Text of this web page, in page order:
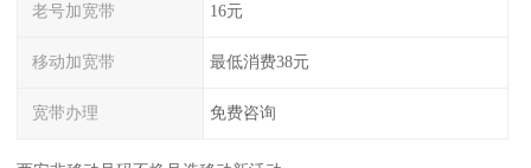
老号加宽带 16元
移动加宽带 最低消费38元
宽带办理 免费咨询